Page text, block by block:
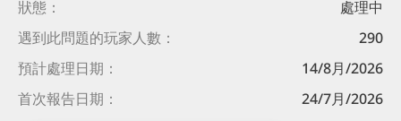
狀態：
處理中
遇到此問題的玩家人數：
290
預計處理日期：
14/8月/2026
首次報告日期：
24/7月/2026